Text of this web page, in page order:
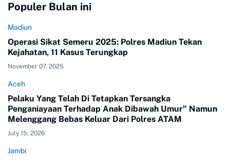
Populer Bulan ini
Madiun
Operasi Sikat Semeru 2025: Polres Madiun Tekan
Kejahatan, 11 Kasus Terungkap
November 07, 2025
Aceh
Pelaku Yang Telah Di Tetapkan Tersangka
Penganiayaan Terhadap Anak Dibawah Umur" Namun
Melenggang Bebas Keluar Dari Polres ATAM
July 15, 2026
Jambi